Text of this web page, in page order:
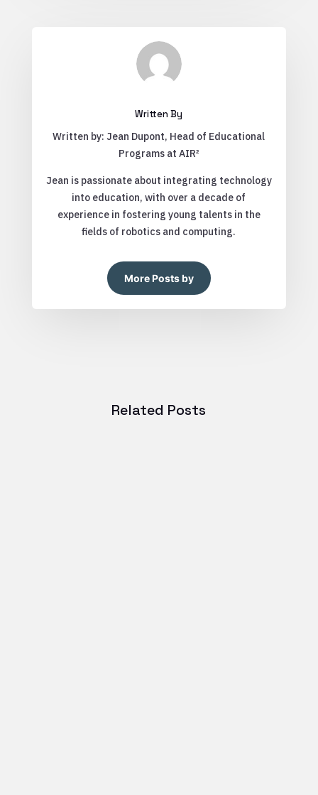
Written By
Written by: Jean Dupont, Head of Educational
Programs at AIR²
Jean is passionate about integrating technology
into education, with over a decade of
experience in fostering young talents in the
fields of robotics and computing.
More Posts by
Related Posts